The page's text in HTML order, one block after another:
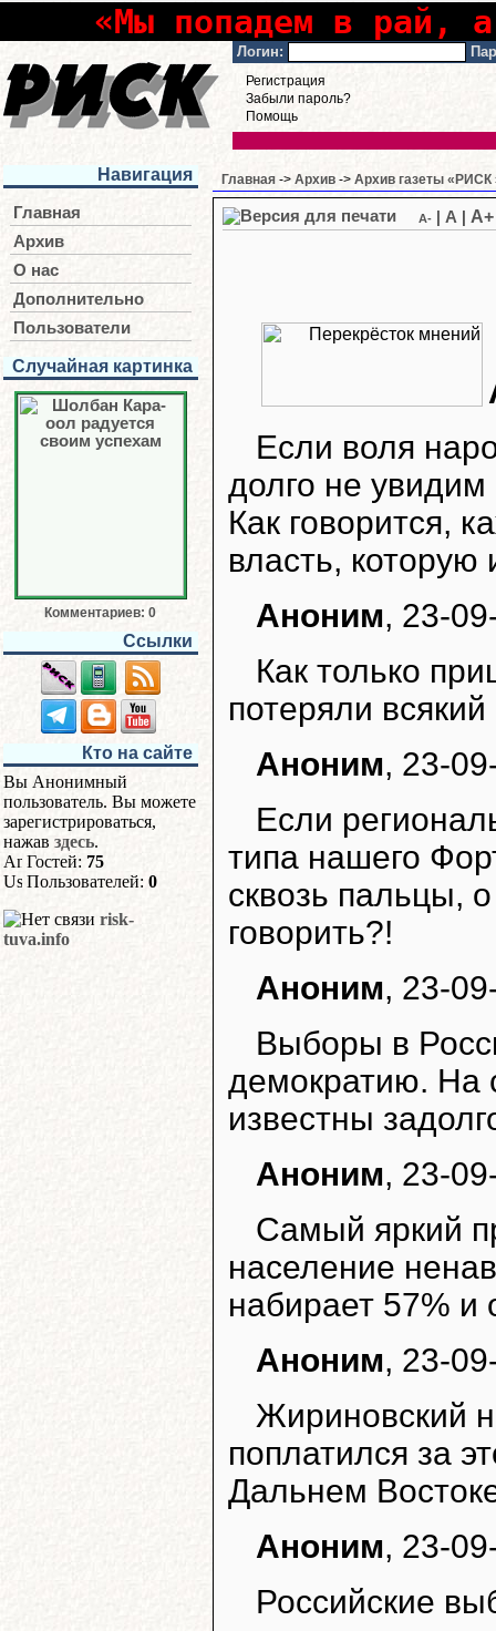
«Мы попадем в рай,
Логин:
Регистрация
Забыли пароль?
Помощь
Навигация
Главная
Архив
О нас
Дополнительно
Пользователи
Случайная картинка
Комментариев: 0
Ссылки
Кто на сайте
Вы Анонимный
пользователь. Вы можете
зарегистрироваться,
нажав здесь.
Гостей: 75
Пользователей: 0
risk-
tuva.info
Главная -> Архив -> Архив газеты «РИСК
A- A A+
Если воля
долго не
Как говорится,
власть, которую
Аноним, 23-
Как только
потеряли
Аноним, 23-
Если
типа нашего
сквозь пальцы,
говорить?!
Аноним, 23-
Выборы в
демократию. На
известны
Аноним, 23-
Самый яркий
население
набирает 57% и
Аноним, 23-
Жириновский
поплатился за
Дальнем
Аноним, 23-
Российские